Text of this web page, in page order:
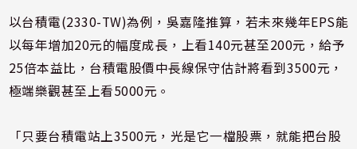
以台積電(2330-TW)為例，吳嘉隆推算，若未來幾年EPS能
以每年增加20元的幅度成長，上看140元甚至200元，給予
25倍本益比，台積電股價中長線保守估計將看到3500元，
極端樂觀甚至上看5000元。
「只要台積電站上3500元，光是它一檔股票，就能把台股